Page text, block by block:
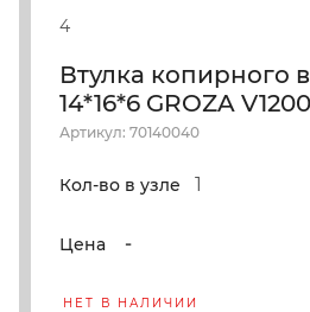
4
Втулка копирного
14*16*6 GROZA V1200
Артикул: 70140040
Кол-во в узле 1
Цена -
НЕТ В НАЛИЧИИ